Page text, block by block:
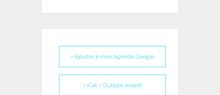
+ Ajouter à mon Agenda Google
+ iCal / Outlook export